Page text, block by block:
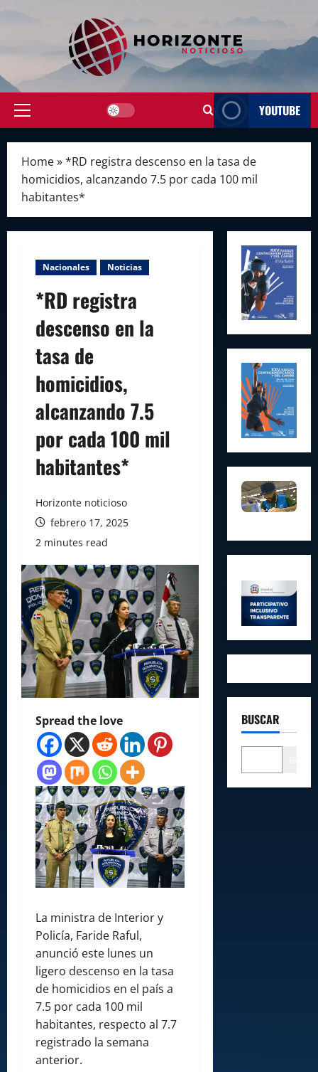
Primary
YOUTUBE
Home»*RD registra descenso en la tasa de
homicidios, alcanzando 7.5 por cada 100 mil
habitantes*
Nacionales Noticias
*RD registra
descenso en la
tasa de
homicidios,
alcanzando 7.5
por cada 100 mil
habitantes*
Horizonte noticioso
febrero 17, 2025
2 minutes read
Spread the love
La ministra de Interior y
Policía, Faride Raful,
anunció este lunes un
ligero descenso en la tasa
de homicidios en el país a
7.5 por cada 100 mil
habitantes, respecto al 7.7
registrado la semana
anterior.
BUSCAR